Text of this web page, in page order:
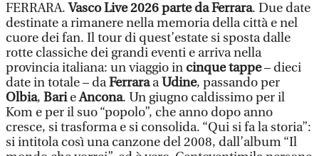
FERRARA.Vasco Live 2026 parte da Ferrara. Due date
destinate a rimanere nella memoria della città e nel
cuore dei fan. Il tour di quest’estate si sposta dalle
rotte classiche dei grandi eventi e arriva nella
provincia italiana: un viaggio in cinque tappe– dieci
date in totale – daFerraraaUdine, passando per
Olbia, BarieAncona. Un giugno caldissimo per il
Kom e per il suo “popolo”, che anno dopo anno
cresce, si trasforma e si consolida. “Qui si fa la storia”:
si intitola così una canzone del 2008, dall’album “Il